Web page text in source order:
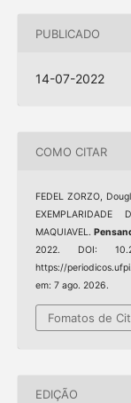
PUBLICADO
14-07-2022
COMO CITAR
FEDEL ZORZO,
MAQUIAVEL.
2022. DOI:
https://
em: 7 ago. 2026.
Fomatos de
EDIÇÃO